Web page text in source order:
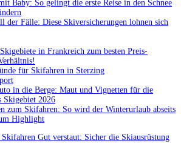
Baby: So gelingt die erste Reise in den Schnee
der Fälle: Diese Skiversicherungen lohnen sich
in Frankreich zum besten Preis-
für Skifahren in Sterzing
in die Berge: Maut und Vignetten für die
Skigebiet 2026
zum Skifahren: So wird der Winterurlaub abseits
Highlight
Skifahren Gut verstaut: Sicher die Skiausrüstung